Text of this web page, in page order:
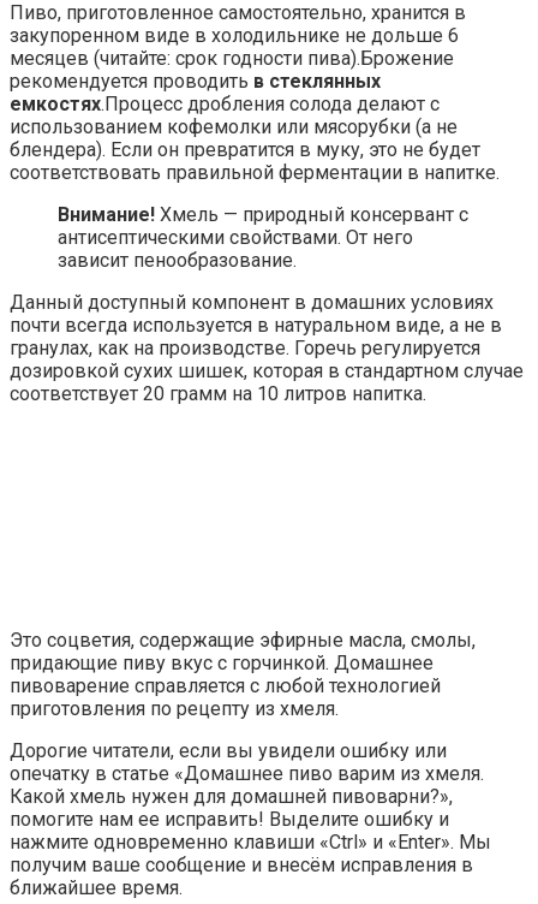
Пиво, приготовленное самостоятельно, хранится в
закупоренном виде в холодильнике не дольше 6
месяцев (читайте: срок годности пива).Брожение
рекомендуется проводить в стеклянных
емкостях.Процесс дробления солода делают с
использованием кофемолки или мясорубки (а не
блендера). Если он превратится в муку, это не будет
соответствовать правильной ферментации в напитке.
Внимание! Хмель — природный консервант с
антисептическими свойствами. От него
зависит пенообразование.
Данный доступный компонент в домашних условиях
почти всегда используется в натуральном виде, а не в
гранулах, как на производстве. Горечь регулируется
дозировкой сухих шишек, которая в стандартном случае
соответствует 20 грамм на 10 литров напитка.
Это соцветия, содержащие эфирные масла, смолы,
придающие пиву вкус с горчинкой. Домашнее
пивоварение справляется с любой технологией
приготовления по рецепту из хмеля.
Дорогие читатели, если вы увидели ошибку или
опечатку в статье «Домашнее пиво варим из хмеля.
Какой хмель нужен для домашней пивоварни?»,
помогите нам ее исправить! Выделите ошибку и
нажмите одновременно клавиши «Ctrl» и «Enter». Мы
получим ваше сообщение и внесём исправления в
ближайшее время.